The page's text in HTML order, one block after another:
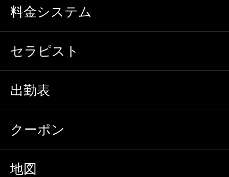
料金システム
セラピスト
出勤表
クーポン
地図